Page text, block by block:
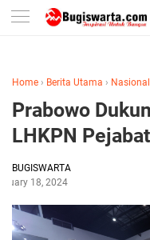
-->
Home › Berita Utama › Nasional
Prabowo
LHKPN
BUGISWARTA
18, 2024